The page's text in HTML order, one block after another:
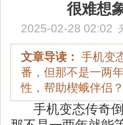
很难想
2025-02-28 02:02
文章导读： 手机变
番，但那不是一两
性，帮助楔蛾伴侣？
手机变态传奇